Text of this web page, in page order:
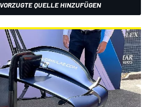
QUELLE HINZUFÜGEN